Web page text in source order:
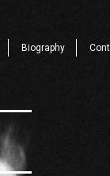
Biography Cont